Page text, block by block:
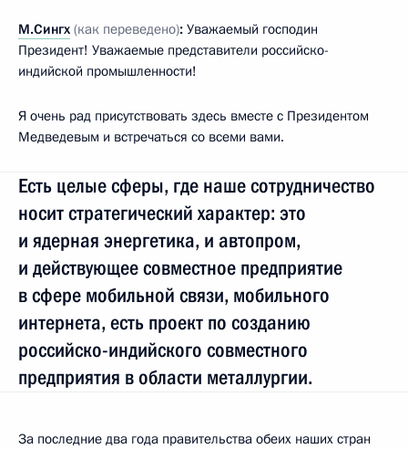
М.Сингх (как переведено): Уважаемый господин
Президент! Уважаемые представители российско-
индийской промышленности!
Я очень рад присутствовать здесь вместе с Президентом
Медведевым и встречаться со всеми вами.
Есть целые сферы, где наше сотрудничество
носит стратегический характер: это
и ядерная энергетика, и автопром,
и действующее совместное предприятие
в сфере мобильной связи, мобильного
интернета, есть проект по созданию
российско-индийского совместного
предприятия в области металлургии.
За последние два года правительства обеих наших стран